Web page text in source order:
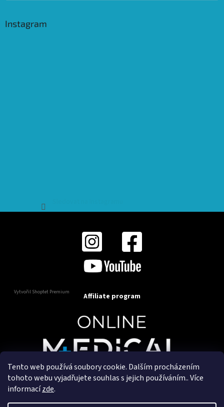
Tento web používá soubory cookie. Dalším procházením
tohoto webu vyjadřujete souhlas s jejich používáním.. Více
informacízde.
Instagram
Vytvořil Shoptet Premium Affiliate program
Copyright 2025OnlineMedical.cz. Všechna práva
Vytvořil a marketingově zajišťuje